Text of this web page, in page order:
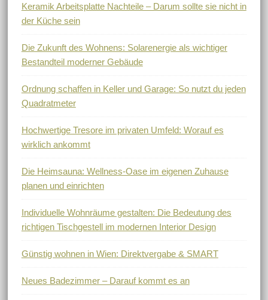
Keramik Arbeitsplatte Nachteile – Darum sollte sie nicht in
der Küche sein
Die Zukunft des Wohnens: Solarenergie als wichtiger
Bestandteil moderner Gebäude
Ordnung schaffen in Keller und Garage: So nutzt du jeden
Quadratmeter
Hochwertige Tresore im privaten Umfeld: Worauf es
wirklich ankommt
Die Heimsauna: Wellness-Oase im eigenen Zuhause
planen und einrichten
Individuelle Wohnräume gestalten: Die Bedeutung des
richtigen Tischgestell im modernen Interior Design
Günstig wohnen in Wien: Direktvergabe & SMART
Neues Badezimmer – Darauf kommt es an